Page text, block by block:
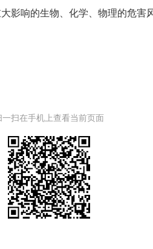
影响的生物、化学、物理的危害风
一扫在手机上查看当前页面